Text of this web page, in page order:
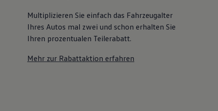
Multiplizieren Sie einfach das Fahrzeugalter
Ihres Autos mal zwei und schon erhalten Sie
Ihren prozentualen Teilerabatt.
Mehr zur Rabattaktion erfahren